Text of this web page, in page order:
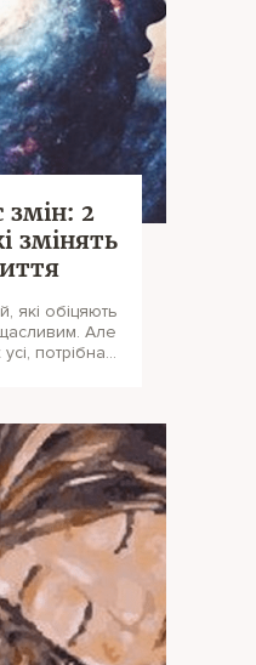
змін: 2
змінять
які обіцяють
Але
потрібна